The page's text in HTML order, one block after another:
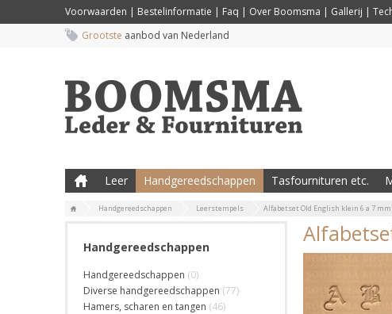
Voorwaarden | Bestelinformatie | Faq | Over Boomsma | Gallerij |
Grootste aanbod van Nederland
Leer Handgereedschappen Tasfournituren etc.
Handgereedschappen Leerstempels Alfabetset Old English klein 6 a 7 mm
Handgereedschappen
Handgereedschappen (0)
Diverse handgereedschappen (77)
Hamers, scharen en tangen (46)